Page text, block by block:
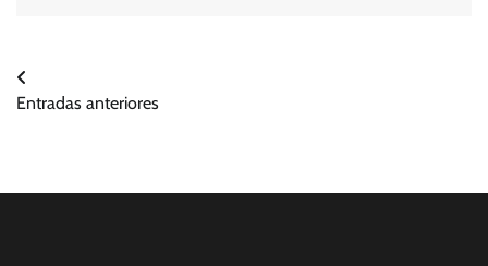
Navegación
Entradas anteriores